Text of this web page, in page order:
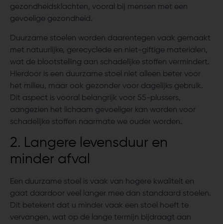
gezondheidsklachten, vooral bij mensen met een
gevoelige gezondheid.
Duurzame stoelen worden daarentegen vaak gemaakt
met natuurlijke, gerecyclede en niet-giftige materialen,
wat de blootstelling aan schadelijke stoffen vermindert.
Hierdoor is een duurzame stoel niet alleen beter voor
het milieu, maar ook gezonder voor dagelijks gebruik.
Dit aspect is vooral belangrijk voor 55-plussers,
aangezien het lichaam gevoeliger kan worden voor
schadelijke stoffen naarmate we ouder worden.
2. Langere levensduur en
minder afval
Een duurzame stoel is vaak van hogere kwaliteit en
gaat daardoor veel langer mee dan standaard stoelen.
Dit betekent dat u minder vaak een stoel hoeft te
vervangen, wat op de lange termijn bijdraagt aan